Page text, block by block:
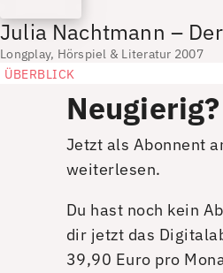
Julia Nachtmann –
Longplay, Hörspiel & Literatur 2007
ÜBERBLICK
Neugierig?
Jetzt als Abonnent
weiterlesen.
Du hast noch kein
dir jetzt das
39,90 Euro pro